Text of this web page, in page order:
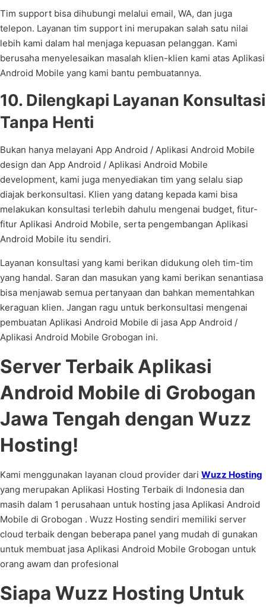
Tim support bisa dihubungi melalui email, WA, dan juga
telepon. Layanan tim support ini merupakan salah satu nilai
lebih kami dalam hal menjaga kepuasan pelanggan. Kami
berusaha menyelesaikan masalah klien-klien kami atas Aplikasi
Android Mobile yang kami bantu pembuatannya.
10. Dilengkapi Layanan Konsultasi
Tanpa Henti
Bukan hanya melayani App Android / Aplikasi Android Mobile
design dan App Android / Aplikasi Android Mobile
development, kami juga menyediakan tim yang selalu siap
diajak berkonsultasi. Klien yang datang kepada kami bisa
melakukan konsultasi terlebih dahulu mengenai budget, fitur-
fitur Aplikasi Android Mobile, serta pengembangan Aplikasi
Android Mobile itu sendiri.
Layanan konsultasi yang kami berikan didukung oleh tim-tim
yang handal. Saran dan masukan yang kami berikan senantiasa
bisa menjawab semua pertanyaan dan bahkan mementahkan
keraguan klien. Jangan ragu untuk berkonsultasi mengenai
pembuatan Aplikasi Android Mobile di jasa App Android /
Aplikasi Android Mobile Grobogan ini.
Server Terbaik Aplikasi
Android Mobile di Grobogan
Jawa Tengah dengan Wuzz
Hosting!
Kami menggunakan layanan cloud provider dari Wuzz Hosting
yang merupakan Aplikasi Hosting Terbaik di Indonesia dan
masih dalam 1 perusahaan untuk hosting jasa Aplikasi Android
Mobile di Grobogan . Wuzz Hosting sendiri memiliki server
cloud terbaik dengan beberapa panel yang mudah di gunakan
untuk membuat jasa Aplikasi Android Mobile Grobogan untuk
orang awam dan profesional
Siapa Wuzz Hosting Untuk